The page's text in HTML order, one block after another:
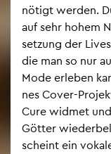
nö­tigt wer­den.
auf sehr hohem
set­zung der
die man so nur
Mode er­le­ben
nes Cover-
Cure wid­met
Göt­ter
scheint ein